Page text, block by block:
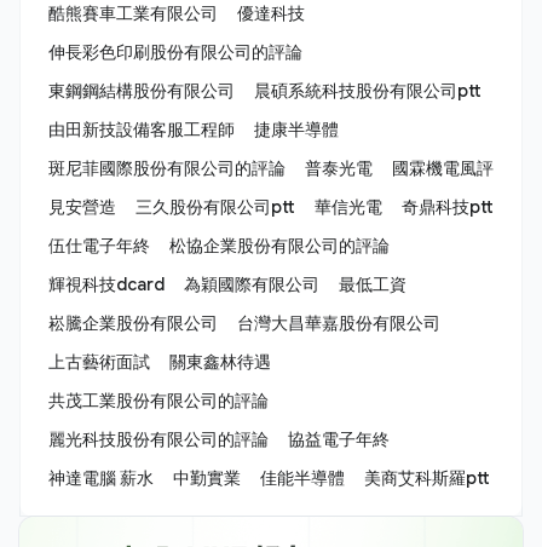
酷熊賽車工業有限公司
優達科技
伸長彩色印刷股份有限公司的評論
東鋼鋼結構股份有限公司
晨碩系統科技股份有限公司ptt
由田新技設備客服工程師
捷康半導體
斑尼菲國際股份有限公司的評論
普泰光電
國霖機電風評
見安營造
三久股份有限公司ptt 華信光電
奇鼎科技ptt
伍仕電子年終
松協企業股份有限公司的評論
輝視科技dcard
為穎國際有限公司
最低工資
崧騰企業股份有限公司
台灣大昌華嘉股份有限公司
上古藝術面試
關東鑫林待遇
共茂工業股份有限公司的評論
麗光科技股份有限公司的評論
協益電子年終
神達電腦 薪水
中勤實業 佳能半導體 美商艾科斯羅ptt